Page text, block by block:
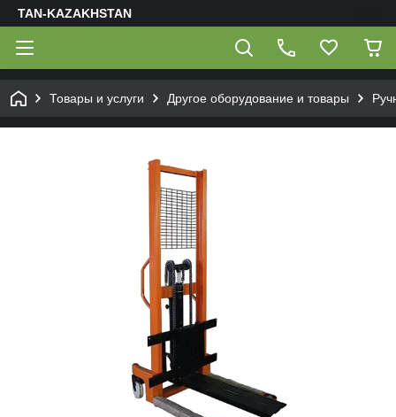
TAN-KAZAKHSTAN
Товары и услуги Другое оборудование и товары